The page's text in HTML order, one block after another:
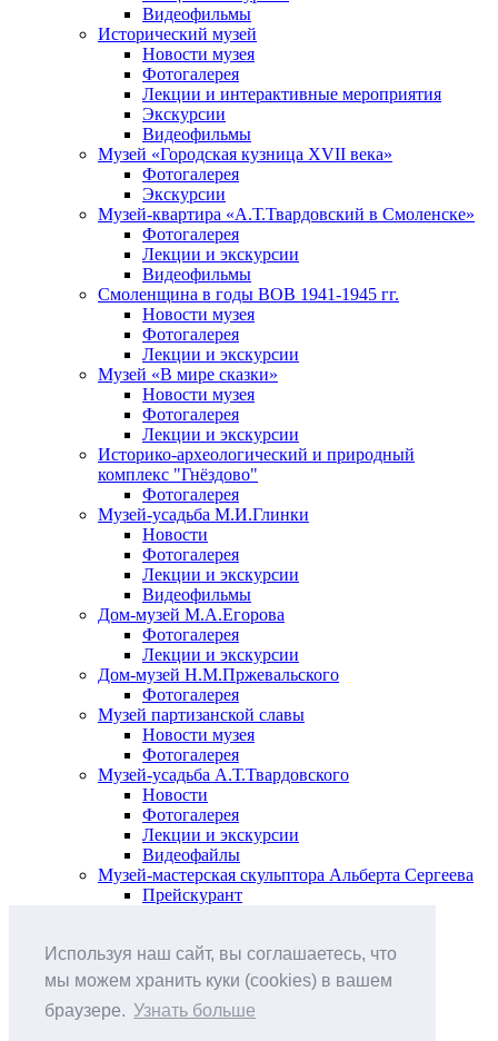
Используя наш сайт, вы соглашаетесь, что
мы можем хранить куки (cookies) в вашем
браузере. Узнать больше
Видеофильмы
Исторический музей
Новости музея
Фотогалерея
Лекции и интерактивные мероприятия
Экскурсии
Видеофильмы
Музей «Городская кузница XVII века»
Фотогалерея
Экскурсии
Музей-квартира «А.Т.Твардовский в Смоленске»
Фотогалерея
Лекции и экскурсии
Видеофильмы
Смоленщина в годы ВОВ 1941-1945 гг.
Новости музея
Фотогалерея
Лекции и экскурсии
Музей «В мире сказки»
Новости музея
Фотогалерея
Лекции и экскурсии
Историко-археологический и природный
комплекс "Гнёздово"
Фотогалерея
Музей-усадьба М.И.Глинки
Новости
Фотогалерея
Лекции и экскурсии
Видеофильмы
Дом-музей М.А.Егорова
Фотогалерея
Лекции и экскурсии
Дом-музей Н.М.Пржевальского
Фотогалерея
Музей партизанской славы
Новости музея
Фотогалерея
Музей-усадьба А.Т.Твардовского
Новости
Фотогалерея
Лекции и экскурсии
Видеофайлы
Музей-мастерская скульптора Альберта Сергеева
Прейскурант
Анонс мероприятий
Виртуальные выставки
О музее